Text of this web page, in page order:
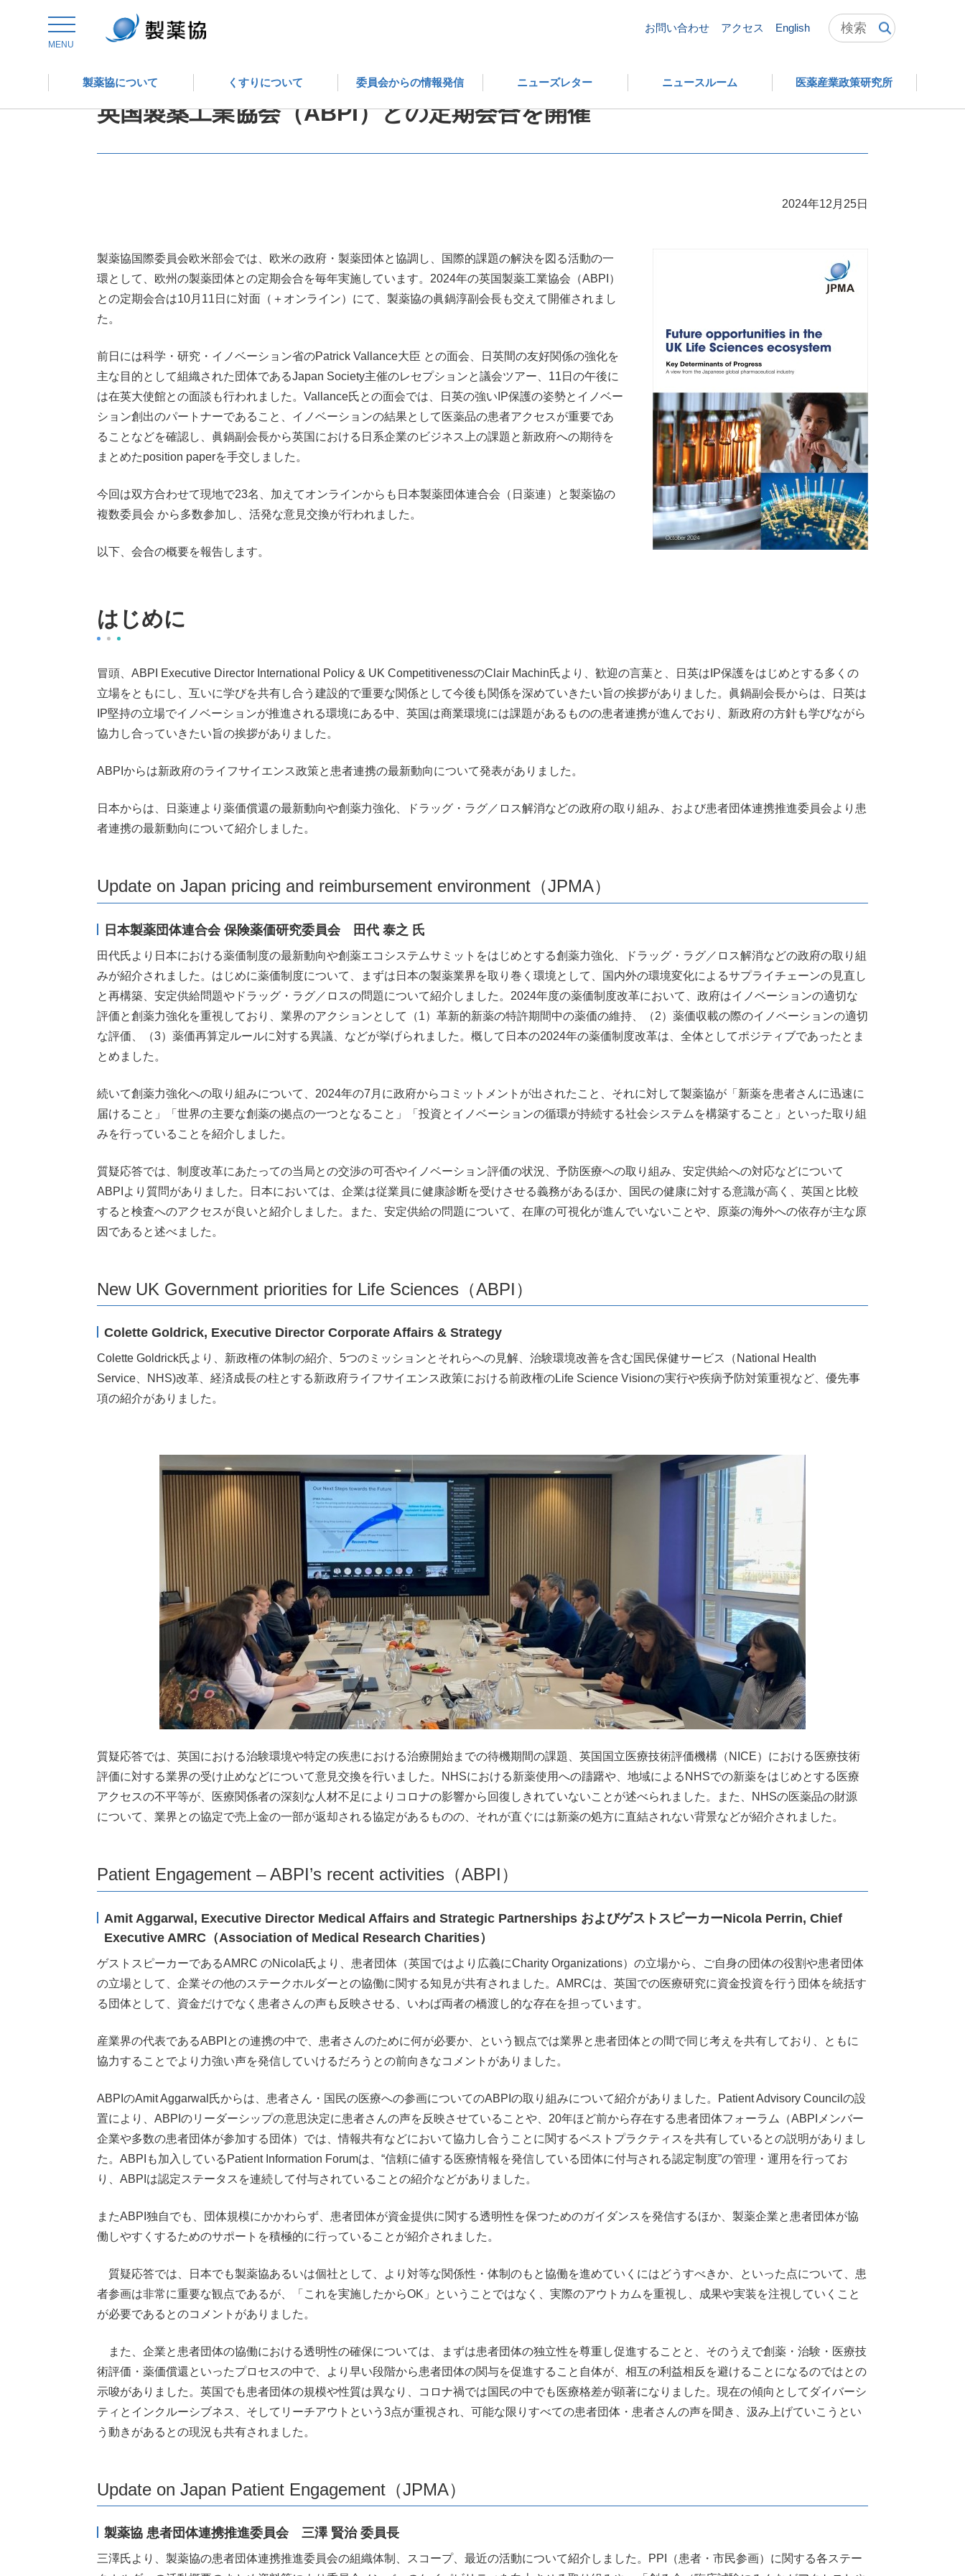
MENU
お問い合わせ アクセス English
製薬協について くすりについて 委員会からの情報発信 ニューズレター ニュースルーム 医薬産業政策研究所
トップ 委員会からの情報発信 英国製薬工業協会（ABPI）との定期会合を開催
英国製薬工業協会（ABPI）との定期会合を開催
2024年12月25日
製薬協国際委員会欧米部会では、欧米の政府・製薬団体と協調し、国際的課題の解決を図る活動の一
環として、欧州の製薬団体との定期会合を毎年実施しています。2024年の英国製薬工業協会（ABPI）
との定期会合は10月11日に対面（＋オンライン）にて、製薬協の眞鍋淳副会長も交えて開催されまし
た。
前日には科学・研究・イノベーション省のPatrick Vallance大臣 との面会、日英間の友好関係の強化を
主な目的として組織された団体であるJapan Society主催のレセプションと議会ツアー、11日の午後に
は在英大使館との面談も行われました。Vallance氏との面会では、日英の強いIP保護の姿勢とイノベー
ション創出のパートナーであること、イノベーションの結果として医薬品の患者アクセスが重要であ
ることなどを確認し、眞鍋副会長から英国における日系企業のビジネス上の課題と新政府への期待を
まとめたposition paperを手交しました。
今回は双方合わせて現地で23名、加えてオンラインからも日本製薬団体連合会（日薬連）と製薬協の
複数委員会 から多数参加し、活発な意見交換が行われました。
以下、会合の概要を報告します。
はじめに
冒頭、ABPI Executive Director International Policy & UK CompetitivenessのClair Machin氏より、歓迎の言葉と、日英はIP保護をはじめとする多くの
立場をともにし、互いに学びを共有し合う建設的で重要な関係として今後も関係を深めていきたい旨の挨拶がありました。眞鍋副会長からは、日英は
IP堅持の立場でイノベーションが推進される環境にある中、英国は商業環境には課題があるものの患者連携が進んでおり、新政府の方針も学びながら
協力し合っていきたい旨の挨拶がありました。
ABPIからは新政府のライフサイエンス政策と患者連携の最新動向について発表がありました。
日本からは、日薬連より薬価償還の最新動向や創薬力強化、ドラッグ・ラグ／ロス解消などの政府の取り組み、および患者団体連携推進委員会より患
者連携の最新動向について紹介しました。
Update on Japan pricing and reimbursement environment（JPMA）
日本製薬団体連合会 保険薬価研究委員会 田代 泰之 氏
田代氏より日本における薬価制度の最新動向や創薬エコシステムサミットをはじめとする創薬力強化、ドラッグ・ラグ／ロス解消などの政府の取り組
みが紹介されました。はじめに薬価制度について、まずは日本の製薬業界を取り巻く環境として、国内外の環境変化によるサプライチェーンの見直し
と再構築、安定供給問題やドラッグ・ラグ／ロスの問題について紹介しました。2024年度の薬価制度改革において、政府はイノベーションの適切な
評価と創薬力強化を重視しており、業界のアクションとして（1）革新的新薬の特許期間中の薬価の維持、（2）薬価収載の際のイノベーションの適切
な評価、（3）薬価再算定ルールに対する異議、などが挙げられました。概して日本の2024年の薬価制度改革は、全体としてポジティブであったとま
とめました。
続いて創薬力強化への取り組みについて、2024年の7月に政府からコミットメントが出されたこと、それに対して製薬協が「新薬を患者さんに迅速に
届けること」「世界の主要な創薬の拠点の一つとなること」「投資とイノベーションの循環が持続する社会システムを構築すること」といった取り組
みを行っていることを紹介しました。
質疑応答では、制度改革にあたっての当局との交渉の可否やイノベーション評価の状況、予防医療への取り組み、安定供給への対応などについて
ABPIより質問がありました。日本においては、企業は従業員に健康診断を受けさせる義務があるほか、国民の健康に対する意識が高く、英国と比較
すると検査へのアクセスが良いと紹介しました。また、安定供給の問題について、在庫の可視化が進んでいないことや、原薬の海外への依存が主な原
因であると述べました。
New UK Government priorities for Life Sciences（ABPI）
Colette Goldrick, Executive Director Corporate Affairs & Strategy
Colette Goldrick氏より、新政権の体制の紹介、5つのミッションとそれらへの見解、治験環境改善を含む国民保健サービス（National Health
Service、NHS)改革、経済成長の柱とする新政府ライフサイエンス政策における前政権のLife Science Visionの実行や疾病予防対策重視など、優先事
項の紹介がありました。
質疑応答では、英国における治験環境や特定の疾患における治療開始までの待機期間の課題、英国国立医療技術評価機構（NICE）における医療技術
評価に対する業界の受け止めなどについて意見交換を行いました。NHSにおける新薬使用への躊躇や、地域によるNHSでの新薬をはじめとする医療
アクセスの不平等が、医療関係者の深刻な人材不足によりコロナの影響から回復しきれていないことが述べられました。また、NHSの医薬品の財源
について、業界との協定で売上金の一部が返却される協定があるものの、それが直ぐには新薬の処方に直結されない背景などが紹介されました。
Patient Engagement – ABPI’s recent activities（ABPI）
Amit Aggarwal, Executive Director Medical Affairs and Strategic Partnerships およびゲストスピーカーNicola Perrin, Chief
Executive AMRC（Association of Medical Research Charities）
ゲストスピーカーであるAMRC のNicola氏より、患者団体（英国ではより広義にCharity Organizations）の立場から、ご自身の団体の役割や患者団体
の立場として、企業その他のステークホルダーとの協働に関する知見が共有されました。AMRCは、英国での医療研究に資金投資を行う団体を統括す
る団体として、資金だけでなく患者さんの声も反映させる、いわば両者の橋渡し的な存在を担っています。
産業界の代表であるABPIとの連携の中で、患者さんのために何が必要か、という観点では業界と患者団体との間で同じ考えを共有しており、ともに
協力することでより力強い声を発信していけるだろうとの前向きなコメントがありました。
ABPIのAmit Aggarwal氏からは、患者さん・国民の医療への参画についてのABPIの取り組みについて紹介がありました。Patient Advisory Councilの設
置により、ABPIのリーダーシップの意思決定に患者さんの声を反映させていることや、20年ほど前から存在する患者団体フォーラム（ABPIメンバー
企業や多数の患者団体が参加する団体）では、情報共有などにおいて協力し合うことに関するベストプラクティスを共有しているとの説明がありまし
た。ABPIも加入しているPatient Information Forumは、“信頼に値する医療情報を発信している団体に付与される認定制度”の管理・運用を行ってお
り、ABPIは認定ステータスを連続して付与されていることの紹介などがありました。
またABPI独自でも、団体規模にかかわらず、患者団体が資金提供に関する透明性を保つためのガイダンスを発信するほか、製薬企業と患者団体が協
働しやすくするためのサポートを積極的に行っていることが紹介されました。
質疑応答では、日本でも製薬協あるいは個社として、より対等な関係性・体制のもと協働を進めていくにはどうすべきか、といった点について、患
者参画は非常に重要な観点であるが、「これを実施したからOK」ということではなく、実際のアウトカムを重視し、成果や実装を注視していくこと
が必要であるとのコメントがありました。
また、企業と患者団体の協働における透明性の確保については、まずは患者団体の独立性を尊重し促進することと、そのうえで創薬・治験・医療技
術評価・薬価償還といったプロセスの中で、より早い段階から患者団体の関与を促進すること自体が、相互の利益相反を避けることになるのではとの
示唆がありました。英国でも患者団体の規模や性質は異なり、コロナ禍では国民の中でも医療格差が顕著になりました。現在の傾向としてダイバーシ
ティとインクルーシブネス、そしてリーチアウトという3点が重視され、可能な限りすべての患者団体・患者さんの声を聞き、汲み上げていこうとい
う動きがあるとの現況も共有されました。
Update on Japan Patient Engagement（JPMA）
製薬協 患者団体連携推進委員会 三澤 賢治 委員長
三澤氏より、製薬協の患者団体連携推進委員会の組織体制、スコープ、最近の活動について紹介しました。PPI（患者・市民参画）に関する各ステー